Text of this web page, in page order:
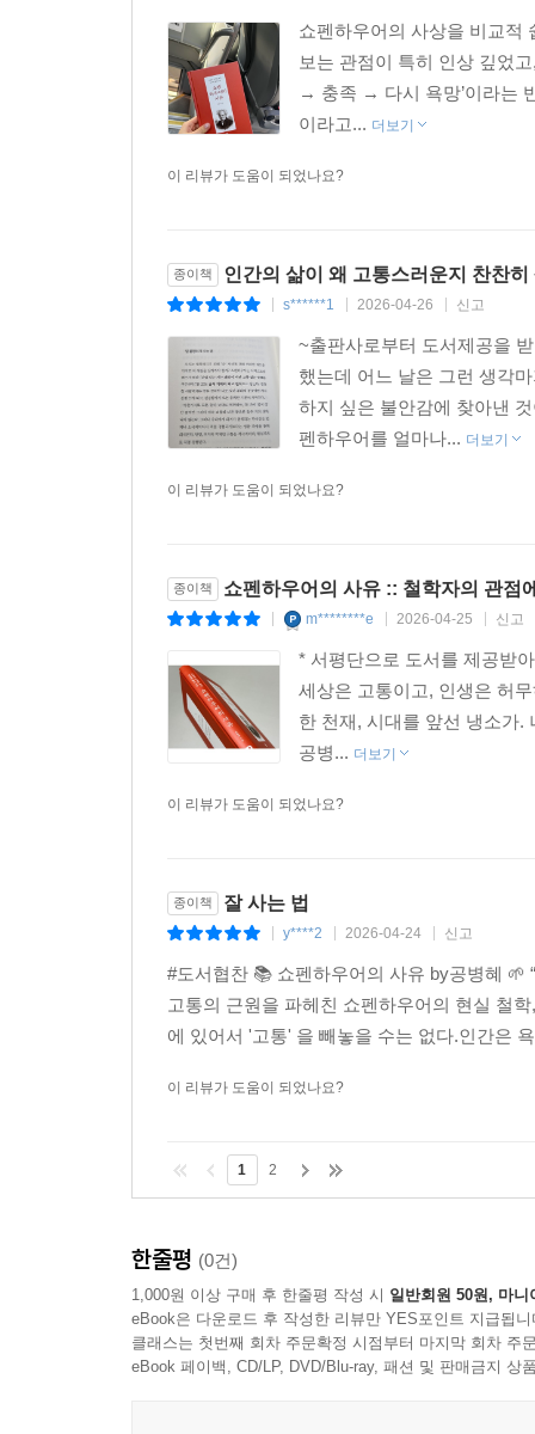
쇼펜하우어의 사상을 비교적
보는 관점이 특히 인상 깊었
→ 충족 → 다시 욕망’이라는
이라고... 더보기
이 리뷰가 도움이 되었나요?
종이책 인간의 삶이 왜 고통스러운지 찬찬
s******1 2026-04-26 신고
~출판사로부터 도서제공을
했는데 어느 날은 그런 생각
하지 싶은 불안감에 찾아낸
펜하우어를 얼마나... 더보기
이 리뷰가 도움이 되었나요?
종이책 쇼펜하우어의 사유 :: 철학자의 관점
m********e 2026-04-25 신고
* 서평단으로 도서를 제공받
세상은 고통이고, 인생은 허
한 천재, 시대를 앞선 냉소가.
공병... 더보기
이 리뷰가 도움이 되었나요?
종이책 잘 사는 법
y****2 2026-04-24 신고
#도서협찬 📚 쇼펜하우어의 사유 by공병혜 🌱
고통의 근원을 파헤친 쇼펜하우어의 현실 철
에 있어서 '고통' 을 빼놓을 수는 없다.인간은
이 리뷰가 도움이 되었나요?
1 2
한줄평 (0건)
1,000원 이상 구매 후 한줄평 작성 시 일반회원 50원, 마니
eBook은 다운로드 후 작성한 리뷰만 YES포인트 지급됩니
클래스는 첫번째 회차 주문확정 시점부터 마지막 회차 주
eBook 페이백, CD/LP, DVD/Blu-ray, 패션 및 판매금지 상